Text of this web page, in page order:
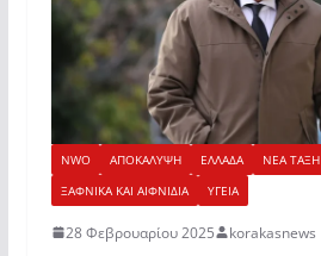
NWO ΑΠΟΚΑΛΥΨΗ ΕΛΛΑΔΑ ΝΕΑ ΤΑΞΗ
ΞΑΦΝΙΚΑ ΚΑΙ ΑΙΦΝΙΔΙΑ
ΥΓΕΙΑ
28 Φεβρουαρίου 2025 korakasnews